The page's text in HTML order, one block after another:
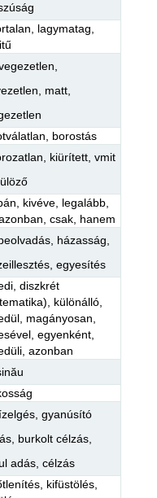
lagymatag
matt,
borostás
kiürített, vmit
kivéve, legalább,
csak, hanem
, házasság
, egyesítés
, diszkrét
különálló,
, magányosan
, egyenként,
, azonban
, gyanúsító
, burkolt célzás,
adás, célzás
, kifüstölés,